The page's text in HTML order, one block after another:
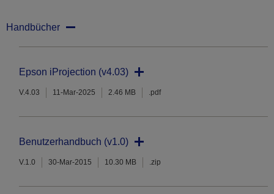
Handbücher
Epson iProjection (v4.03)
V.4.03 11-Mar-2025 2.46 MB .pdf
Benutzerhandbuch (v1.0)
V.1.0 30-Mar-2015 10.30 MB .zip